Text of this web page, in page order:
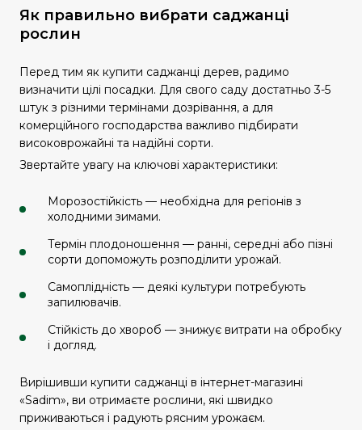
Як правильно вибрати саджанці
рослин
Перед тим як купити саджанці дерев, радимо
визначити цілі посадки. Для свого саду достатньо 3-5
штук з різними термінами дозрівання, а для
комерційного господарства важливо підбирати
високоврожайні та надійні сорти.
Звертайте увагу на ключові характеристики:
Морозостійкість — необхідна для регіонів з
холодними зимами.
Термін плодоношення — ранні, середні або пізні
сорти допоможуть розподілити урожай.
Самоплідність — деякі культури потребують
запилювачів.
Стійкість до хвороб — знижує витрати на обробку
і догляд.
Вирішивши купити саджанці в інтернет-магазині
«Sadim», ви отримаєте рослини, які швидко
приживаються і радують рясним урожаєм.